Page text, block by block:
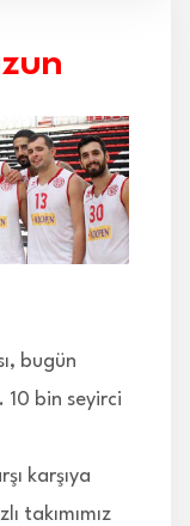
bugün
10 bin seyirci
karşıya
takımımız